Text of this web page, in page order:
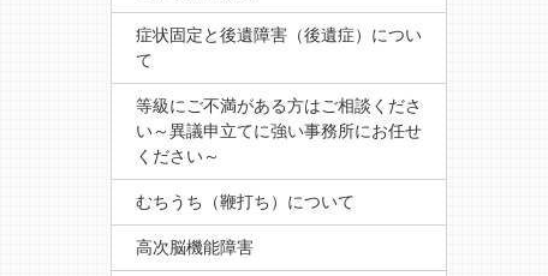
症状固定と後遺障害（後遺症）につい
て
等級にご不満がある方はご相談くださ
い～異議申立てに強い事務所にお任せ
ください～
むちうち（鞭打ち）について
高次脳機能障害